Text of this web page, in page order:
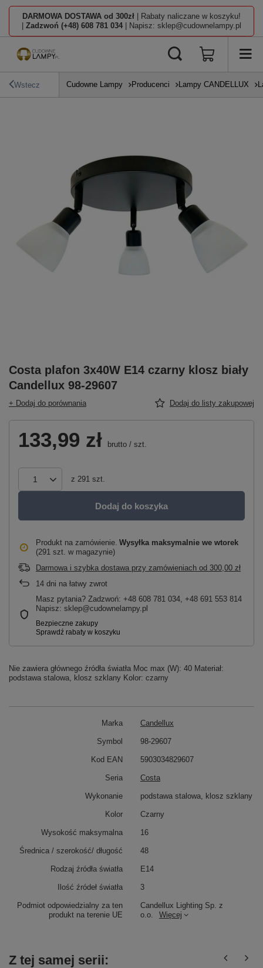
DARMOWA DOSTAWA od 300zł | Rabaty naliczane w koszyku!
Zadzwoń (+48) 608 781 034 | Napisz: sklep@cudownelampy.pl
Wstecz Cudowne Lampy Producenci Lampy CANDELLUX
Costa plafon 3x40W E14 czarny klosz biały
Candellux 98-29607
+ Dodaj do porównania Dodaj do listy zakupowej
133,99 zł brutto / szt.
z 291 szt.
Dodaj do koszyka
Produkt na zamówienie Wysyłka maksymalnie we wtorek
(291 szt. w magazynie)
Darmowa i szybka dostawa przy zamówieniach od 300,00 zł
14 dni na łatwy zwrot
Masz pytania? Zadzwoń: +48 608 781 034, +48 691 553 814
Napisz: sklep@cudownelampy.pl
Nie zawiera głównego źródła światła Moc max (W): 40 Materiał:
podstawa stalowa, klosz szklany Kolor: czarny
Marka Candellux
Podmiot odpowiedzialny za ten
produkt na terenie UE
Candellux Lighting Sp. z
o.o.
Więcej
Symbol 98-29607
Kod EAN 5903034829607
Seria Costa
Wykonanie podstawa stalowa, klosz szklany
Kolor Czarny
Wysokość maksymalna 16
Średnica / szerokość/ długość 48
Rodzaj źródła światła E14
Ilość źródeł światła 3
Z tej samej serii: